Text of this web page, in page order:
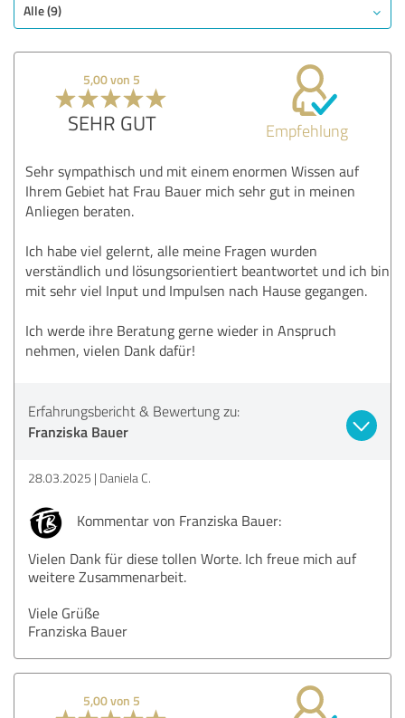
Alle (9)
5,00 von 5
SEHR GUT Empfehlung
Sehr sympathisch und mit einem enormen Wissen auf
Ihrem Gebiet hat Frau Bauer mich sehr gut in meinen
Anliegen beraten.
Ich habe viel gelernt, alle meine Fragen wurden
verständlich und lösungsorientiert beantwortet und ich bin
mit sehr viel Input und Impulsen nach Hause gegangen.
Ich werde ihre Beratung gerne wieder in Anspruch
nehmen, vielen Dank dafür!
Erfahrungsbericht & Bewertung zu:
Franziska Bauer
28.03.2025 Daniela C.
Kommentar von Franziska Bauer:
Vielen Dank für diese tollen Worte. Ich freue mich auf
weitere Zusammenarbeit.
Viele Grüße
Franziska Bauer
5,00 von 5